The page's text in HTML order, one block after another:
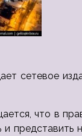
сетевое
что в
представить